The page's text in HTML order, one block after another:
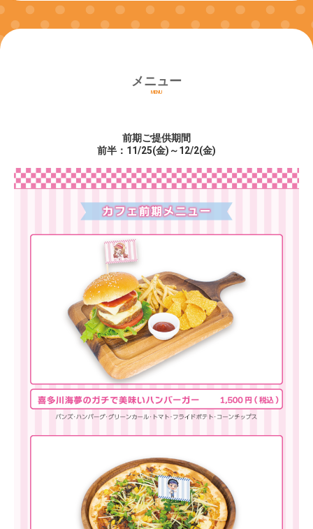
メニュー
MENU
前期ご提供期間
前半：11/25(金)～12/2(金)